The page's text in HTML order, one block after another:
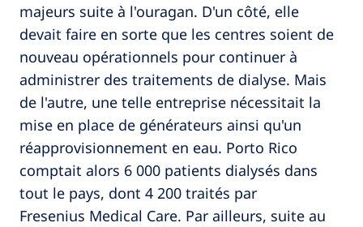
majeurs suite à l'ouragan. D'un côté, elle
devait faire en sorte que les centres soient de
nouveau opérationnels pour continuer à
administrer des traitements de dialyse. Mais
de l'autre, une telle entreprise nécessitait la
mise en place de générateurs ainsi qu'un
réapprovisionnement en eau. Porto Rico
comptait alors 6 000 patients dialysés dans
tout le pays, dont 4 200 traités par
Fresenius Medical Care. Par ailleurs, suite au